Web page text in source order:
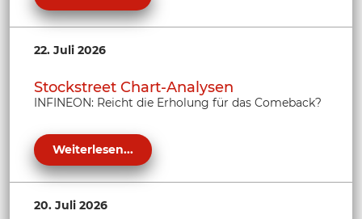
22. Juli 2026
Stockstreet Chart-Analysen
INFINEON: Reicht die Erholung für das Comeback?
Weiterlesen...
20. Juli 2026